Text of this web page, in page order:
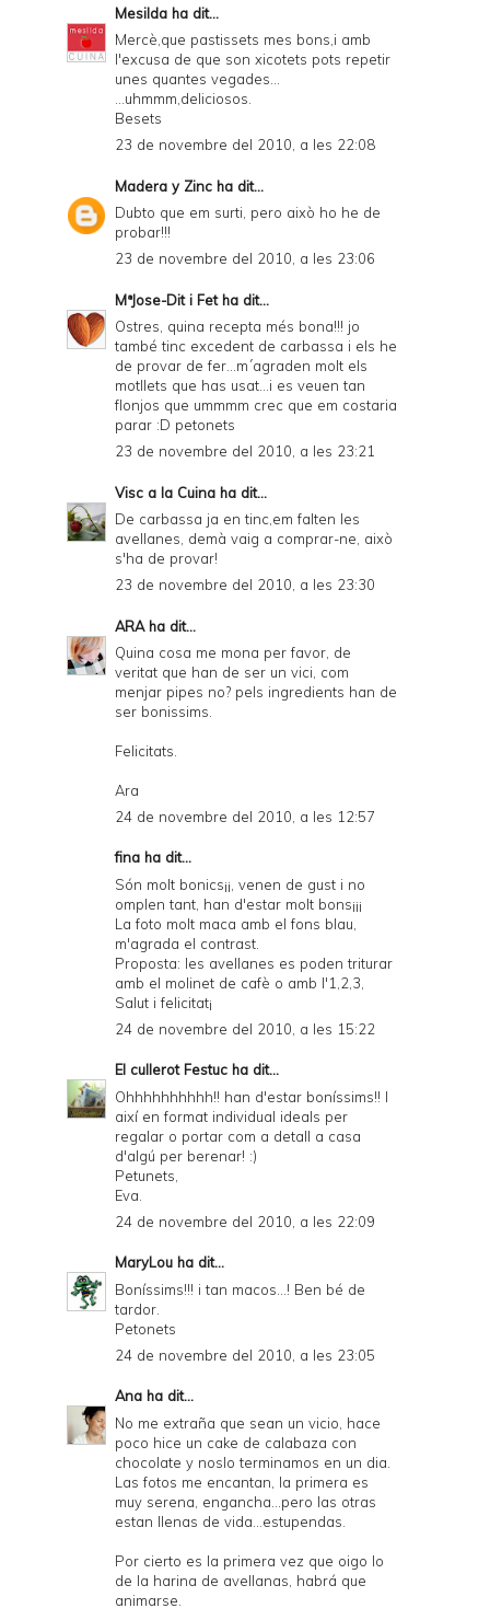
Mesilda ha dit...
Mercè,que pastissets mes bons,i amb
l'excusa de que son xicotets pots repetir
unes quantes vegades...
...uhmmm,deliciosos.
Besets
23 de novembre del 2010, a les 22:08
Madera y Zinc ha dit...
Dubto que em surti, pero això ho he de
probar!!!
23 de novembre del 2010, a les 23:06
MªJose-Dit i Fetha dit...
Ostres, quina recepta més bona!!! jo
també tinc excedent de carbassa i els he
de provar de fer...m´agraden molt els
motllets que has usat...i es veuen tan
flonjos que ummmm crec que em costaria
parar :D petonets
23 de novembre del 2010, a les 23:21
Visc a la Cuina ha dit...
De carbassa ja en tinc,em falten les
avellanes, demà vaig a comprar-ne, això
s'ha de provar!
23 de novembre del 2010, a les 23:30
ARAha dit...
Quina cosa me mona per favor, de
veritat que han de ser un vici, com
menjar pipes no? pels ingredients han de
ser bonissims.
Felicitats.
Ara
24 de novembre del 2010, a les 12:57
fina ha dit...
Són molt bonics¡¡, venen de gust i no
omplen tant, han d'estar molt bons¡¡¡
La foto molt maca amb el fons blau,
m'agrada el contrast.
Proposta: les avellanes es poden triturar
amb el molinet de cafè o amb l'1,2,3,
Salut i felicitat¡
24 de novembre del 2010, a les 15:22
El cullerot Festuc ha dit...
Ohhhhhhhhhh!! han d'estar boníssims!! I
així en format individual ideals per
regalar o portar com a detall a casa
d'algú per berenar! :)
Petunets,
Eva.
24 de novembre del 2010, a les 22:09
MaryLou ha dit...
Boníssims!!! i tan macos...! Ben bé de
tardor.
Petonets
24 de novembre del 2010, a les 23:05
Ana ha dit...
No me extraña que sean un vicio, hace
poco hice un cake de calabaza con
chocolate y noslo terminamos en un dia.
Las fotos me encantan, la primera es
muy serena, engancha...pero las otras
estan llenas de vida...estupendas.
Por cierto es la primera vez que oigo lo
de la harina de avellanas, habrá que
animarse.